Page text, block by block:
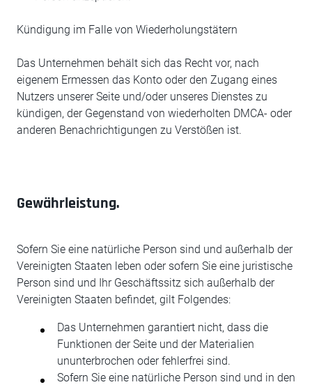
Kündigung im Falle von Wiederholungstätern
Das Unternehmen behält sich das Recht vor, nach
eigenem Ermessen das Konto oder den Zugang eines
Nutzers unserer Seite und/oder unseres Dienstes zu
kündigen, der Gegenstand von wiederholten DMCA- oder
anderen Benachrichtigungen zu Verstößen ist.
Gewährleistung.
Sofern Sie eine natürliche Person sind und außerhalb der
Vereinigten Staaten leben oder sofern Sie eine juristische
Person sind und Ihr Geschäftssitz sich außerhalb der
Vereinigten Staaten befindet, gilt Folgendes:
Das Unternehmen garantiert nicht, dass die
Funktionen der Seite und der Materialien
ununterbrochen oder fehlerfrei sind.
Sofern Sie eine natürliche Person sind und in den